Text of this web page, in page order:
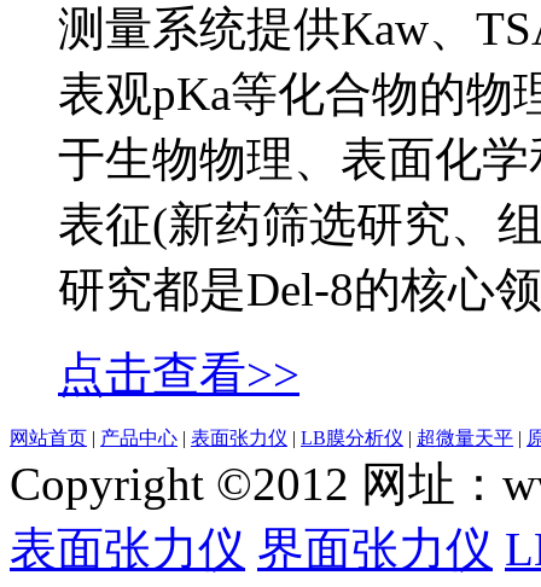
测量系统提供Kaw、
表观pKa等化合物的物
于生物物理、表面化
表征(新药筛选研究、
研究都是Del-8的核心
点击查看>>
网站首页 | 产品中心 | 表面张力仪 | LB膜分析仪 | 超微量天平 |
Copyright ©2012 网址：
表面张力仪 界面张力仪